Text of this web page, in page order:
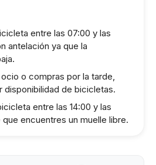
entre las 07:00 y las
antelación ya que la
o compras por la tarde,
disponibilidad de bicicletas.
entre las 14:00 y las
encuentres un muelle libre.